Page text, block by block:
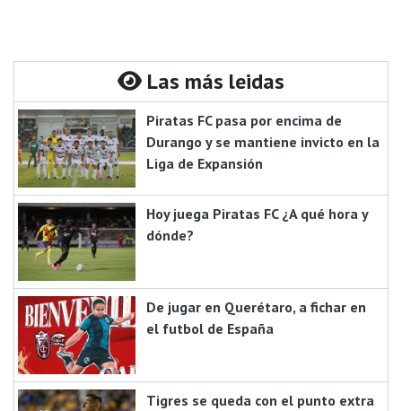
Las más leidas
Piratas FC pasa por encima de
Durango y se mantiene invicto en la
Liga de Expansión
Hoy juega Piratas FC ¿A qué hora y
dónde?
De jugar en Querétaro, a fichar en
el futbol de España
Tigres se queda con el punto extra